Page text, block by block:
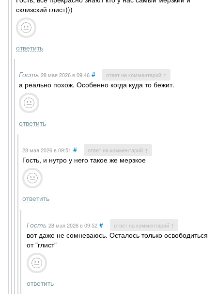
склизский глист)))
ответить
Гость 28 мая 2026в 09:46 # ответ на комментарий ↑
а реально похож. Особенно когда куда то бежит.
ответить
28 мая 2026в 09:51 # ответ на комментарий ↑
Гость, и нутро у него такое же мерзкое
ответить
Гость 28 мая 2026в 09:52 # ответ на комментарий ↑
вот даже не сомневаюсь. Осталось только освободиться
от "глист"
ответить